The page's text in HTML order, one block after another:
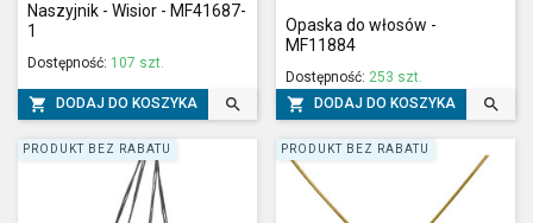
Naszyjnik - Wisior - MF41687-
1
Dostępność: 107 szt.
 DODAJ DO KOSZYKA 
Opaska do włosów -
MF11884
Dostępność: 253 szt.
 DODAJ DO KOSZYKA 
PRODUKT BEZ RABATU PRODUKT BEZ RABATU